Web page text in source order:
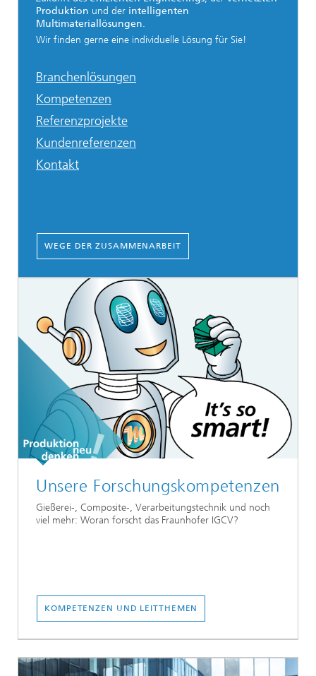
Produktion und der intelligenten
Multimateriallösungen.
Wir finden gerne eine individuelle Lösung für Sie!
Branchenlösungen
Kompetenzen
Referenzprojekte
Kundenreferenzen
Kontakt
WEGE DER ZUSAMMENARBEIT
Unsere Forschungskompetenzen
Gießerei-, Composite-, Verarbeitungstechnik und noch
viel mehr: Woran forscht das Fraunhofer IGCV?
KOMPETENZEN UND LEITTHEMEN